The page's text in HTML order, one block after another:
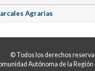
Agrarias
© Todos los derechos
Autónoma de la Región